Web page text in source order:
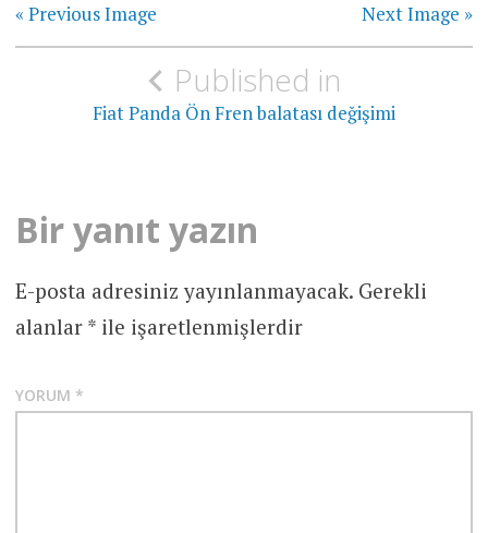
« Previous Image Next Image »
Yazı
gezinmesiPublished in
Fiat Panda Ön Fren balatası değişimi
Bir yanıt yazın
E-posta adresiniz yayınlanmayacak. Gerekli
alanlar *ile işaretlenmişlerdir
YORUM *